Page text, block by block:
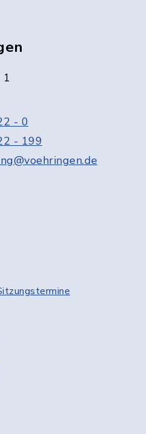
- 0
- 199